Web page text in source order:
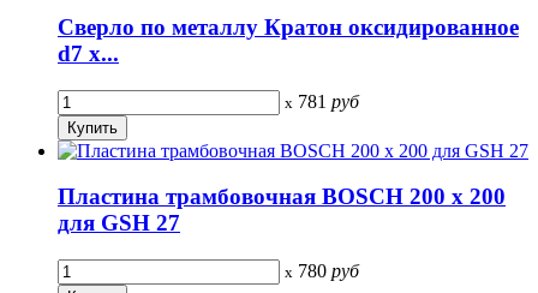
Сверло по металлу Кратон оксидированное
d7 х...
x 781 руб
Пластина трамбовочная BOSCH 200 х 200
для GSH 27
x 780 руб